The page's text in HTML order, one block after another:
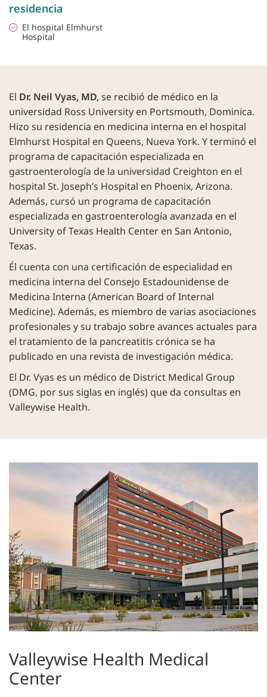
residencia
El hospital Elmhurst
Hospital
El Dr. Neil Vyas, MD,se recibió de médico en la
universidad Ross University en Portsmouth, Dominica.
Hizo su residencia en medicina interna en el hospital
Elmhurst Hospital en Queens, Nueva York. Y terminó el
programa de capacitación especializada en
gastroenterología de la universidad Creighton en el
hospital St. Joseph’s Hospital en Phoenix, Arizona.
Además, cursó un programa de capacitación
especializada en gastroenterología avanzada en el
University of Texas Health Center en San Antonio,
Texas.
Él cuenta con una certificación de especialidad en
medicina interna del Consejo Estadounidense de
Medicina Interna (American Board of Internal
Medicine). Además, es miembro de varias asociaciones
profesionales y su trabajo sobre avances actuales para
el tratamiento de la pancreatitis crónica se ha
publicado en una revista de investigación médica.
El Dr. Vyas es un médico de District Medical Group
(DMG, por sus siglas en inglés) que da consultas en
Valleywise Health.
Valleywise Health Medical
Center